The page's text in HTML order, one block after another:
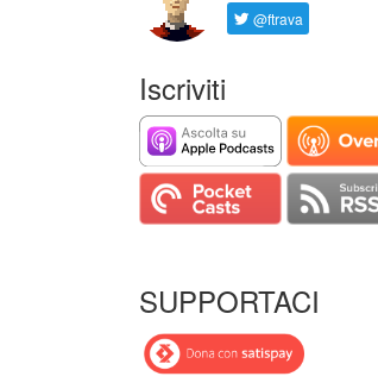
@ftrava
Iscriviti
SUPPORTACI